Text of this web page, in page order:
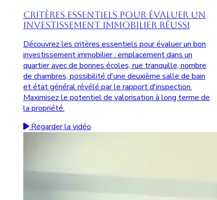
Critères Essentiels pour Évaluer un
Investissement Immobilier Réussi
Découvrez les critères essentiels pour évaluer un bon
investissement immobilier : emplacement dans un
quartier avec de bonnes écoles, rue tranquille, nombre
de chambres, possibilité d'une deuxième salle de bain
et état général révélé par le rapport d'inspection.
Maximisez le potentiel de valorisation à long terme de
la propriété.
Regarder la vidéo